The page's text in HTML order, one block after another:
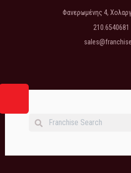
Φανερωμένης 4,
210.6540681